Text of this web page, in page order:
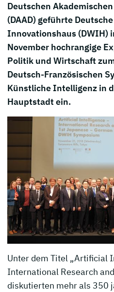
Deutschen
(DAAD) geführte
Innovationshaus (DWIH)
November hochrangige
Politik und Wirtschaft
Deutsch-Französischen
Künstliche Intelligenz in
Hauptstadt ein.
Unter dem Titel „Artificial
International Research
diskutierten mehr als 350